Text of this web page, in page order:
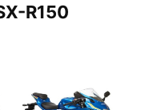
R150